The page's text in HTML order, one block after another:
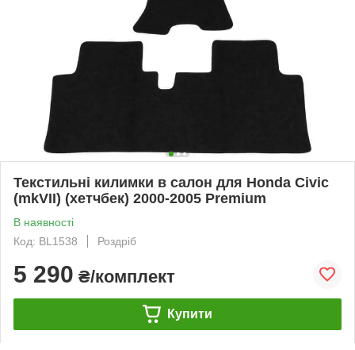
Текстильні килимки в салон для Honda Civic
(mkVII) (хетчбек) 2000-2005 Premium
В наявності
Код: BL1538
Роздріб
5 290 ₴/комплект
Купити